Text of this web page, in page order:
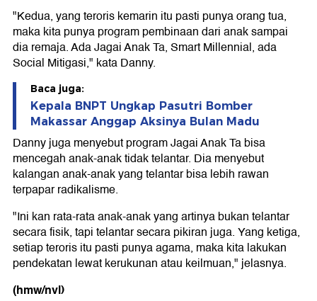
"Kedua, yang teroris kemarin itu pasti punya orang tua,
maka kita punya program pembinaan dari anak sampai
dia remaja. Ada Jagai Anak Ta, Smart Millennial, ada
Social Mitigasi," kata Danny.
Baca juga:
Kepala BNPT Ungkap Pasutri Bomber
Makassar Anggap Aksinya Bulan Madu
Danny juga menyebut program Jagai Anak Ta bisa
mencegah anak-anak tidak telantar. Dia menyebut
kalangan anak-anak yang telantar bisa lebih rawan
terpapar radikalisme.
"Ini kan rata-rata anak-anak yang artinya bukan telantar
secara fisik, tapi telantar secara pikiran juga. Yang ketiga,
setiap teroris itu pasti punya agama, maka kita lakukan
pendekatan lewat kerukunan atau keilmuan," jelasnya.
(hmw/nvl)